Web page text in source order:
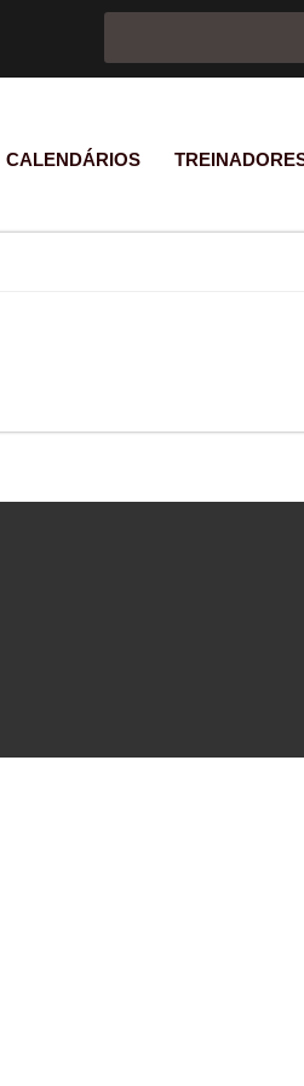
Formulário de
CALENDÁRIOS